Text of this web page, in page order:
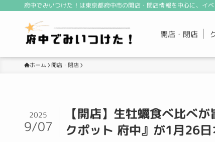
府中でみいつけた！は東京都府中市の開店・閉店情報を中心に、イ
開店・閉店
ホーム 開店・閉店
【開店】生牡蠣食べ比べ
クポット 府中』が1月26
2025
9/07